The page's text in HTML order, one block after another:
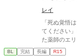
宣言されま
レイ
「死ぬ覚悟
てください
た薬師のエ
尽くす「死
BL 完結 長編 R15